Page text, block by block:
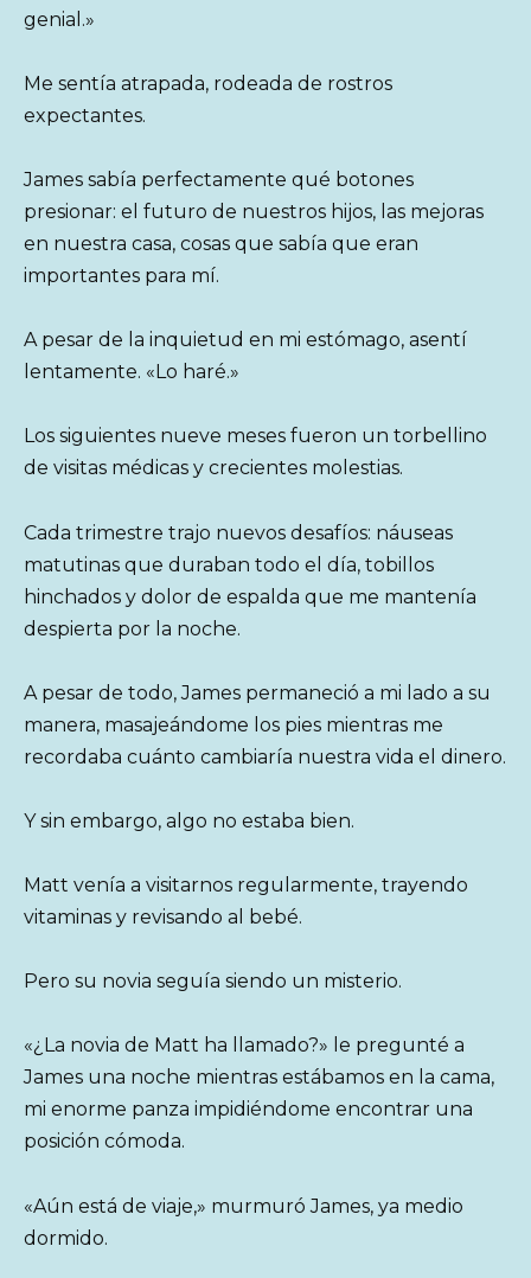
genial.»
Me sentía atrapada, rodeada de rostros
expectantes.
James sabía perfectamente qué botones
presionar: el futuro de nuestros hijos, las mejoras
en nuestra casa, cosas que sabía que eran
importantes para mí.
A pesar de la inquietud en mi estómago, asentí
lentamente. «Lo haré.»
Los siguientes nueve meses fueron un torbellino
de visitas médicas y crecientes molestias.
Cada trimestre trajo nuevos desafíos: náuseas
matutinas que duraban todo el día, tobillos
hinchados y dolor de espalda que me mantenía
despierta por la noche.
A pesar de todo, James permaneció a mi lado a su
manera, masajeándome los pies mientras me
recordaba cuánto cambiaría nuestra vida el dinero.
Y sin embargo, algo no estaba bien.
Matt venía a visitarnos regularmente, trayendo
vitaminas y revisando al bebé.
Pero su novia seguía siendo un misterio.
«¿La novia de Matt ha llamado?» le pregunté a
James una noche mientras estábamos en la cama,
mi enorme panza impidiéndome encontrar una
posición cómoda.
«Aún está de viaje,» murmuró James, ya medio
dormido.